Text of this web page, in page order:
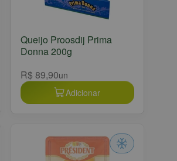
Queijo Proosdij Prima
Donna 200g
R$ 89,90un
Adicionar